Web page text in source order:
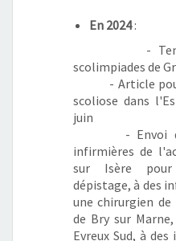
En 2024:
- Tenue
scolimpiades de
- Article pour
scoliose dans
juin
- Envoi de
infirmières de
sur Isère
dépistage, à des
une chirurgien
de Bry sur
Evreux Sud, à